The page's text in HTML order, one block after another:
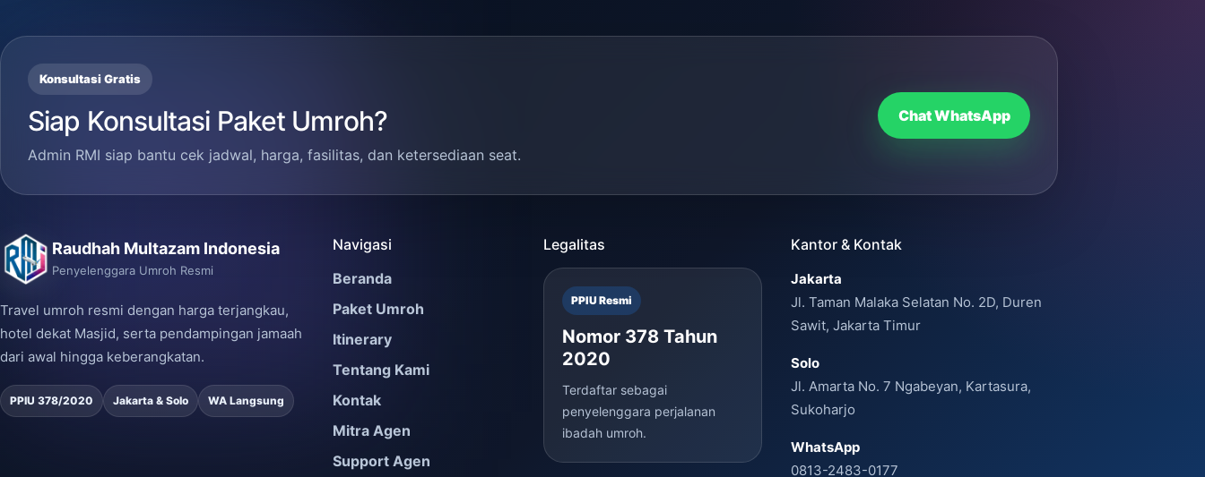
Konsultasi Gratis
Siap Konsultasi Paket Umroh?
Admin RMI siap bantu cek jadwal, harga, fasilitas, dan ketersediaan seat.
Chat WhatsApp
Raudhah Multazam Indonesia
Penyelenggara Umroh Resmi
Travel umroh resmi dengan harga terjangkau,
hotel dekat Masjid, serta pendampingan jamaah
dari awal hingga keberangkatan.
PPIU 378/2020 Jakarta & Solo WA Langsung
Navigasi
Beranda
Paket Umroh
Itinerary
Tentang Kami
Kontak
Mitra Agen
Support Agen
Legalitas
PPIU Resmi
Nomor 378 Tahun
2020
Terdaftar sebagai
penyelenggara perjalanan
ibadah umroh.
Kantor & Kontak
Jakarta
Jl. Taman Malaka Selatan No. 2D, Duren
Sawit, Jakarta Timur
Solo
Jl. Amarta No. 7 Ngabeyan, Kartasura,
Sukoharjo
WhatsApp
0813-2483-0177